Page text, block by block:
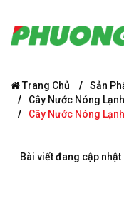
Trang Chủ Sản
Cây Nước Nóng
Cây Nước Nóng
Bài viết đang cập